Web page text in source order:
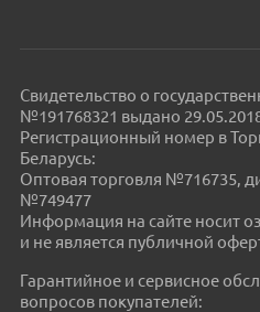
Свидетельство о
№191768321 выдано
Регистрационный номер в
Беларусь:
Оптовая торговля №716735,
№749477
Информация на сайте носит
и не является публичной
Гарантийное и сервисное
вопросов покупателей: